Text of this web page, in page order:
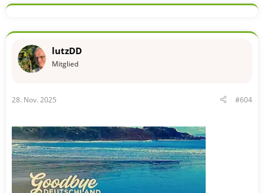
lutzDD
Mitglied
28. Nov. 2025 #604